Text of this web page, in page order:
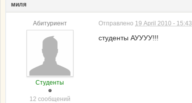
миля
Абитуриент
Студенты
12 сообщений
Отправлено 19 April 2010 - 15:43
студенты АУУУУ!!!